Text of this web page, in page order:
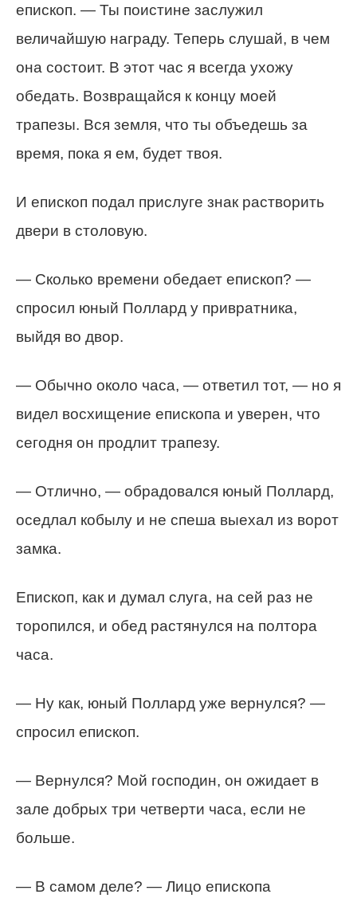
епископ. — Ты поистине заслужил
величайшую награду. Теперь слушай, в чем
она состоит. В этот час я всегда ухожу
обедать. Возвращайся к концу моей
трапезы. Вся земля, что ты объедешь за
время, пока я ем, будет твоя.
И епископ подал прислуге знак растворить
двери в столовую.
— Сколько времени обедает епископ? —
спросил юный Поллард у привратника,
выйдя во двор.
— Обычно около часа, — ответил тот, — но я
видел восхищение епископа и уверен, что
сегодня он продлит трапезу.
— Отлично, — обрадовался юный Поллард,
оседлал кобылу и не спеша выехал из ворот
замка.
Епископ, как и думал слуга, на сей раз не
торопился, и обед растянулся на полтора
часа.
— Ну как, юный Поллард уже вернулся? —
спросил епископ.
— Вернулся? Мой господин, он ожидает в
зале добрых три четверти часа, если не
больше.
— В самом деле? — Лицо епископа